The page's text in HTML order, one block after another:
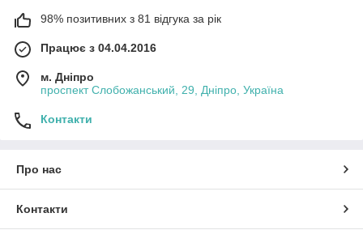
98% позитивних з 81 відгука за рік
Працює з 04.04.2016
м. Дніпро
проспект Слобожанський, 29, Дніпро, Україна
Контакти
Про нас
Контакти